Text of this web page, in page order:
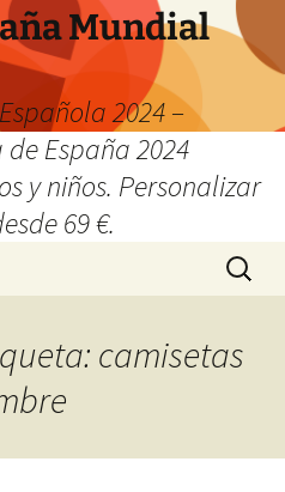
Mundial
2024 –
España 2024
y niños. Personalizar
69 €.
Buscar:
camisetas